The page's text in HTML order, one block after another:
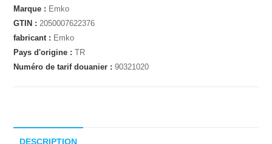
Marque : Emko
GTIN :2050007622376
fabricant : Emko
Pays d'origine :TR
Numéro de tarif douanier :90321020
DESCRIPTION